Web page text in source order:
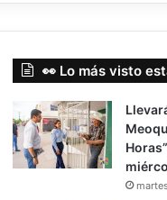
👀 Lo más visto